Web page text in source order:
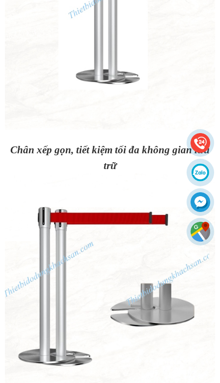
Chân xếp gọn, tiết kiệm tối đa không gian lưu
trữ